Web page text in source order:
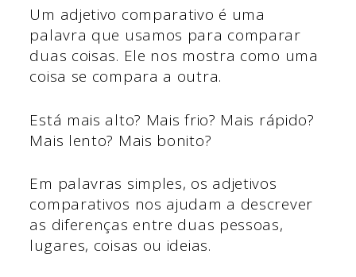
Um adjetivo comparativo é uma
palavra que usamos para comparar
duas coisas. Ele nos mostra como uma
coisa se compara a outra.
Está mais alto? Mais frio? Mais rápido?
Mais lento? Mais bonito?
Em palavras simples, os adjetivos
comparativos nos ajudam a descrever
as diferenças entre duas pessoas,
lugares, coisas ou ideias.